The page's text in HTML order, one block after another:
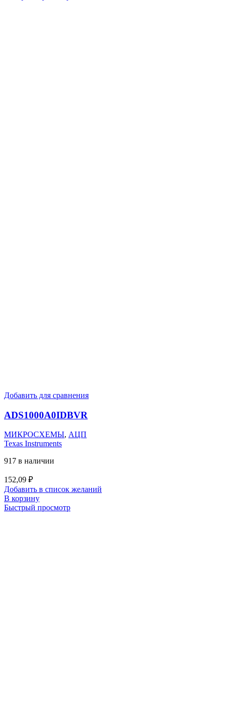
Добавить для сравнения
ADS1000A0IDBVR
МИКРОСХЕМЫ, АЦП
Texas Instruments
917 в наличии
152,09 ₽
Добавить в список желаний
В корзину
Быстрый просмотр